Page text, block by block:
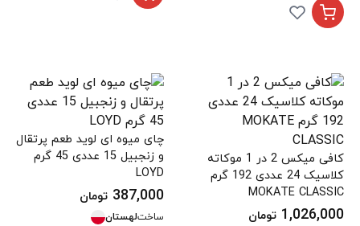
کافی میکس 2 در 1 موکاته
کلاسیک 24 عددی 192 گرم
MOKATE CLASSIC
1,026,000 تومان
چای میوه ای لوید طعم پرتقال
و زنجبیل 15 عددی 45 گرم
LOYD
387,000 تومان
ساختلهستان